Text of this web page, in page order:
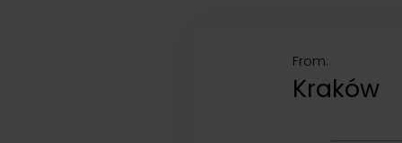
From:
Kraków